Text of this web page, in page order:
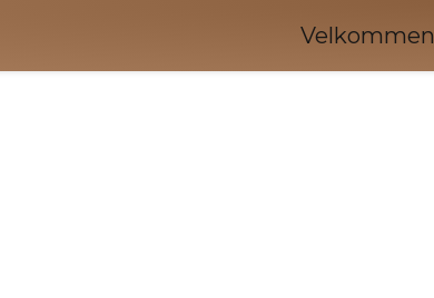
Velkommen